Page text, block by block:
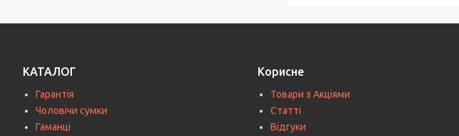
КАТАЛОГ
Гарантія
Чоловічи сумки
Гаманці
Корисне
Товари з Акціями
Статті
Відгуки